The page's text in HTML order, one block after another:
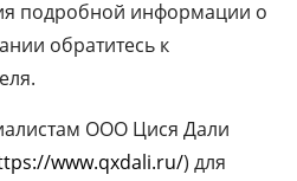
подробной информации о
обратитесь к
ООО Цися Дали
www.qxdali.ru/) для